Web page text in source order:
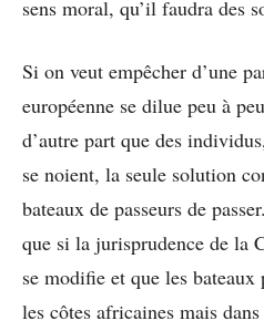
sens moral, qu’il faudra des
Si on veut empêcher d’une
européenne se dilue peu à
d’autre part que des
se noient, la seule solution
bateaux de passeurs de
que si la jurisprudence de la
se modifie et que les bateaux
les côtes africaines mais